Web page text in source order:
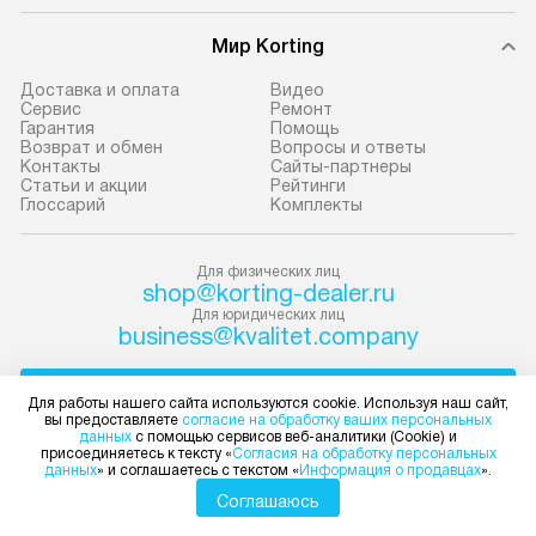
В оговоренный день служба
прибор до подъезда. Если
требуется переместить технику
до двери квартиры или до места
установки, пожалуйста,
предварительно обговорите это
взимается дополнительная плата.
Важно учесть, что если габариты
прибора не позволяют пронести
службы не могут демонтировать
дверцы, ручки или другие
выступающие элементы, так как это
может привести к отказу
Готовые
предполагают
от категории
нишу или на
подключается
коммуникациям.
первый запуск и
Мир Korting
Доставка и оплата
Сервис
Гарантия
Возврат и обмен
Контакты
Статьи и акции
Глоссарий
Видео
Ремонт
Помощь
Вопросы и ответы
Сайты-партнеры
Рейтинги
Комплекты
Для физических лиц
shop@korting-dealer.ru
Для юридических лиц
business@kvalitet.company
Политика конфиденциальности
Условия продажи
Карта сайта
Для работы нашего сайта используются cookie. Используя наш сайт,
вы предоставляете согласие на обработку ваших персональных
данных с помощью сервисов веб-аналитики (Cookie) и
присоединяетесь к тексту «Согласия на обработку персональных
данных» и соглашаетесь с текстом « Информация о продавцах».
Соглашаюсь